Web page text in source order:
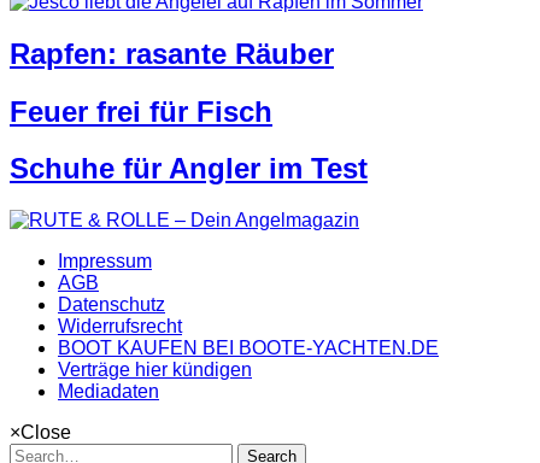
Rapfen: rasante Räuber
Feuer frei für Fisch
Schuhe für Angler im Test
Impressum
AGB
Datenschutz
Widerrufsrecht
BOOT KAUFEN BEI BOOTE-YACHTEN.DE
Verträge hier kündigen
Mediadaten
×Close
Search